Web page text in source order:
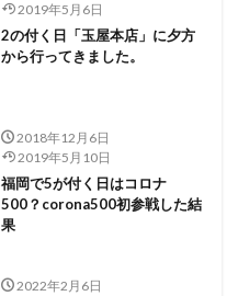
2019年5月6日
2の付く日「玉屋本店」に夕方
から行ってきました。
2018年12月6日
2019年5月10日
福岡で5が付く日はコロナ
500？corona500初参戦した結
果
2022年2月6日